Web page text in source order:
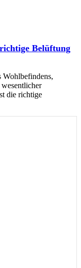
Belüftung
Wohlbefindens,
die richtige